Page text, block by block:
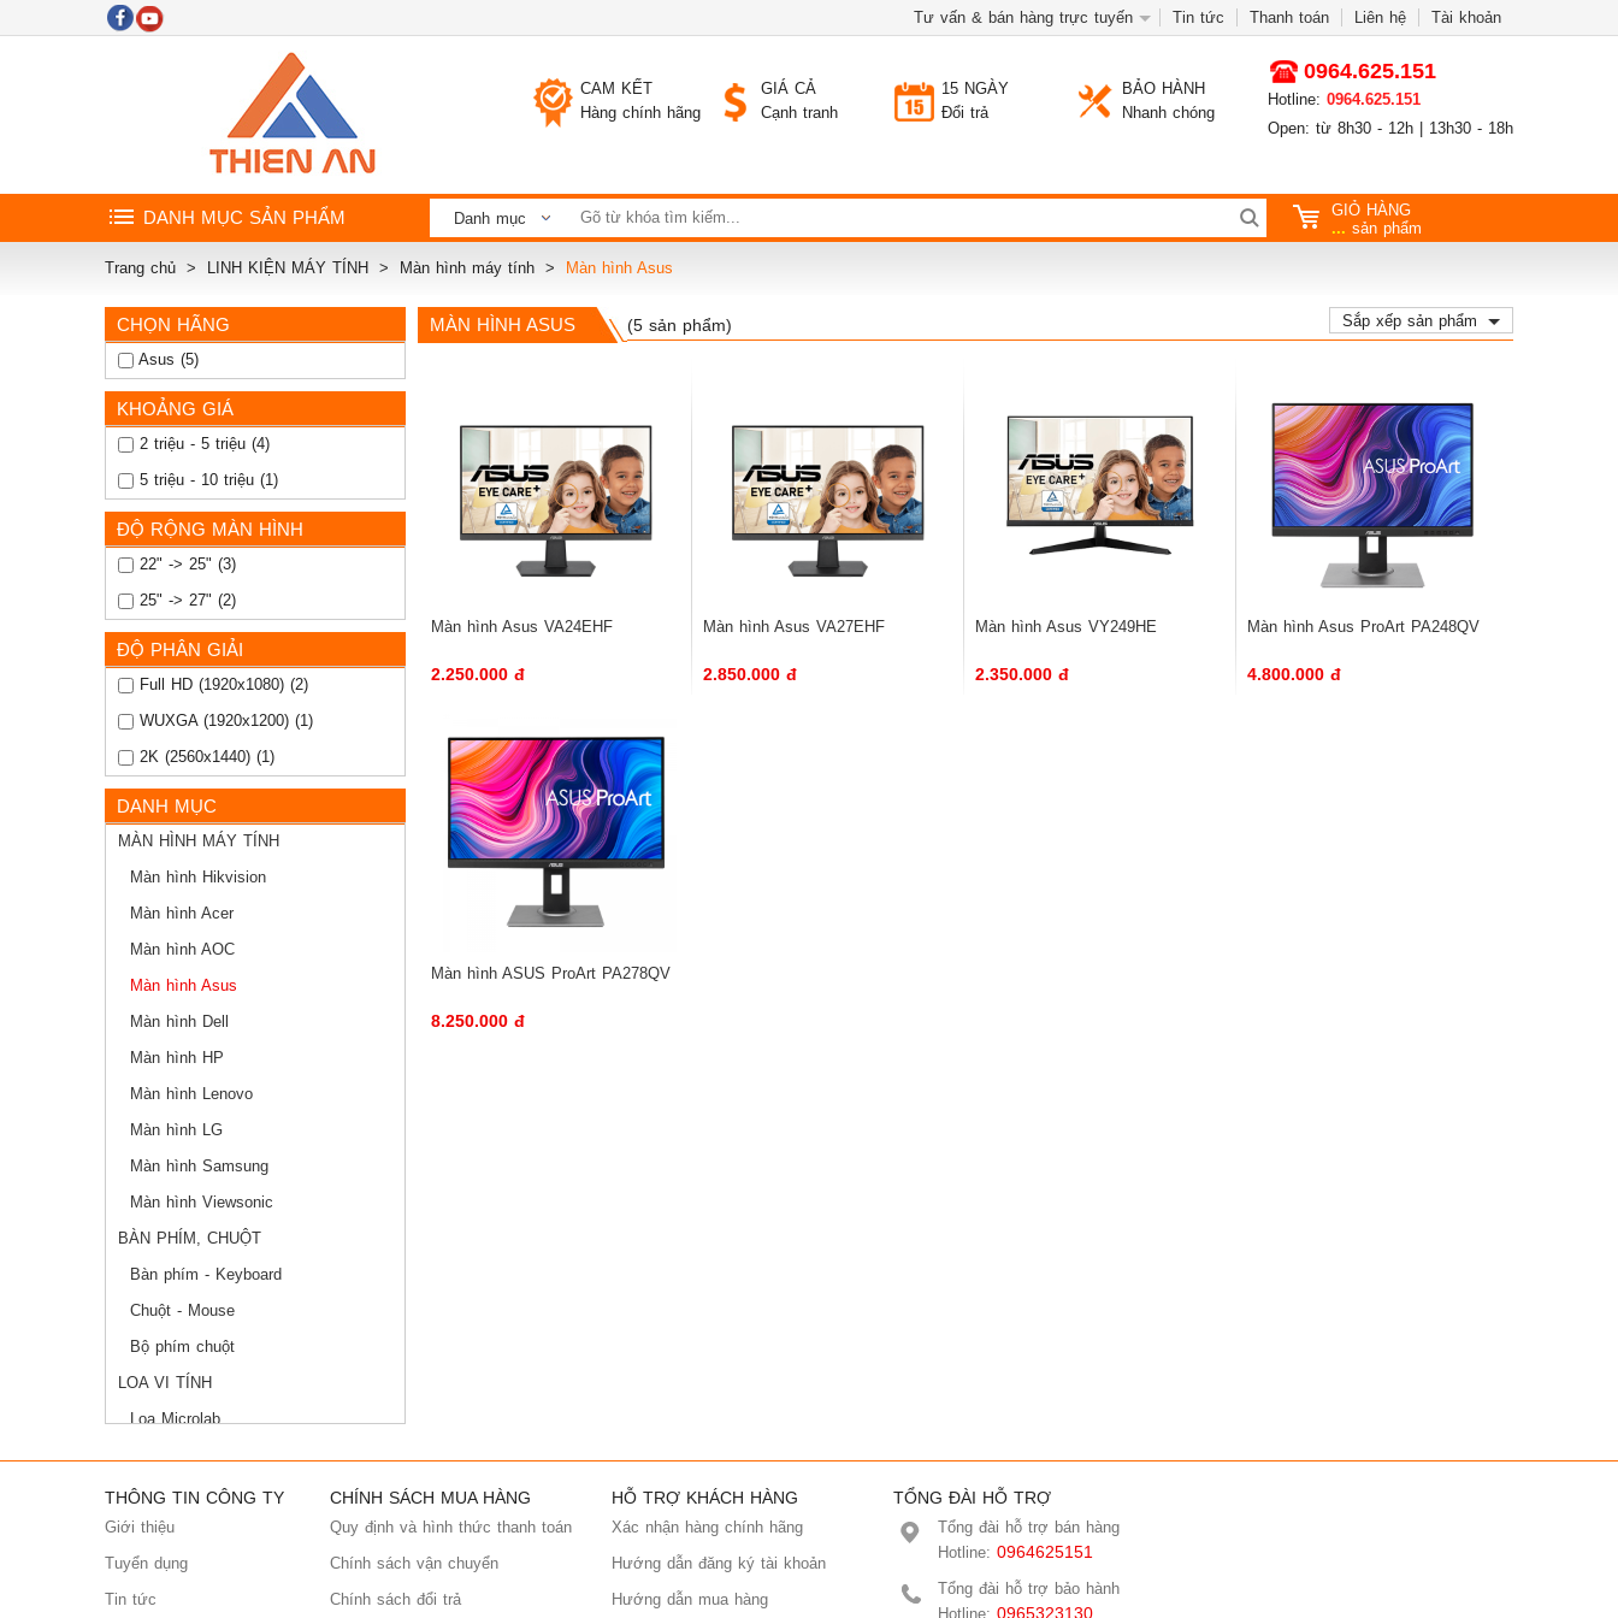
Tư vấn & bán hàng trực tuyến Tin tức Thanh toán Liên hệ Tài khoản
CAM KẾT
Hàng chính hãng
GIÁ CẢ
Cạnh tranh
15 NGÀY
Đổi trả
BẢO HÀNH
Nhanh chóng
0964.625.151
Hotline: 0964.625.151
Open: từ 8h30 - 12h | 13h30 - 18h
DANH MỤC SẢN PHẨM Danh mục
GIỎ HÀNG
... sản phẩm
Trang chủ LINH KIỆN MÁY TÍNH Màn hình máy tính Màn hình Asus
CHỌN HÃNG
Asus (5)
KHOẢNG GIÁ
2 triệu - 5 triệu (4)
5 triệu - 10 triệu (1)
ĐỘ RỘNG MÀN HÌNH
22" -> 25" (3)
25" -> 27" (2)
ĐỘ PHÂN GIẢI
Full HD (1920x1080) (2)
WUXGA (1920x1200) (1)
2K (2560x1440) (1)
DANH MỤC
MÀN HÌNH MÁY TÍNH
Màn hình Hikvision
Màn hình Acer
Màn hình AOC
Màn hình Asus
Màn hình Dell
Màn hình HP
Màn hình Lenovo
Màn hình LG
Màn hình Samsung
Màn hình Viewsonic
BÀN PHÍM, CHUỘT
Bàn phím - Keyboard
Chuột - Mouse
Bộ phím chuột
LOA VI TÍNH
Loa Microlab
Loa Edifier
Loa SoundMax
BỘ VI XỬ LÝ
BO MẠCH CHỦ
MÀN HÌNH ASUS (5 sản phẩm) Sắp xếp sản phẩm
Màn hình Asus VA24EHF
2.250.000 đ
Màn hình Asus VA27EHF
2.850.000 đ
Màn hình Asus VY249HE
2.350.000 đ
Màn hình Asus ProArt PA248QV
4.800.000 đ
Màn hình ASUS ProArt PA278QV
8.250.000 đ
THÔNG TIN CÔNG TY
Giới thiệu
Tuyển dụng
Tin tức
CHÍNH SÁCH MUA HÀNG
Quy định và hình thức thanh toán
Chính sách vận chuyển
Chính sách đổi trả
HỖ TRỢ KHÁCH HÀNG
Xác nhận hàng chính hãng
Hướng dẫn đăng ký tài khoản
Hướng dẫn mua hàng
TỔNG ĐÀI HỖ TRỢ
Tổng đài hỗ trợ bán hàng
Hotline:0964625151
Tổng đài hỗ trợ bảo hành
Hotline:0965323130